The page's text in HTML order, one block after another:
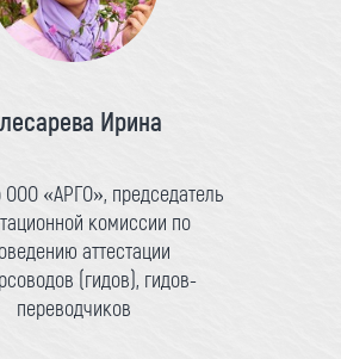
Ирина
ООО «АРГО», председатель
комиссии по
аттестации
(гидов), гидов-
переводчиков